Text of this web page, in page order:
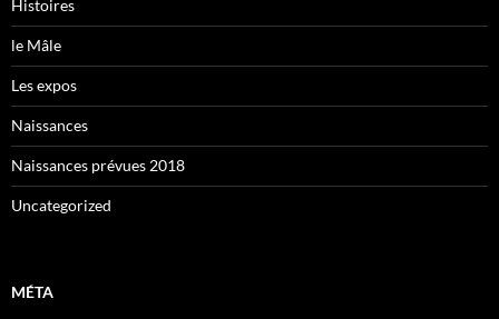
Histoires
le Mâle
Les expos
Naissances
Naissances prévues 2018
Uncategorized
MÉTA